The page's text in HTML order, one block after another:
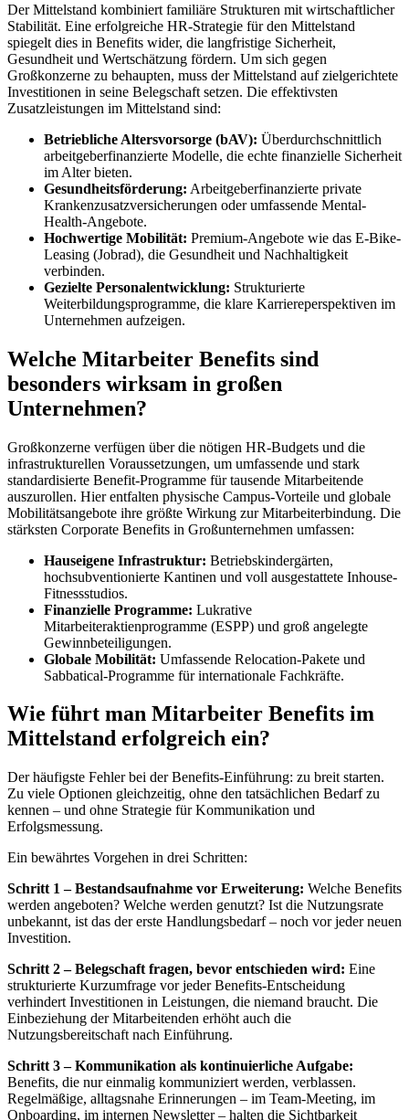
Der Mittelstand kombiniert familiäre Strukturen mit wirtschaftlicher
Stabilität. Eine erfolgreiche HR-Strategie für den Mittelstand
spiegelt dies in Benefits wider, die langfristige Sicherheit,
Gesundheit und Wertschätzung fördern. Um sich gegen
Großkonzerne zu behaupten, muss der Mittelstand auf zielgerichtete
Investitionen in seine Belegschaft setzen. Die effektivsten
Zusatzleistungen im Mittelstand sind:
Betriebliche Altersvorsorge (bAV): Überdurchschnittlich
arbeitgeberfinanzierte Modelle, die echte finanzielle Sicherheit
im Alter bieten.
Gesundheitsförderung: Arbeitgeberfinanzierte private
Krankenzusatzversicherungen oder umfassende Mental-
Health-Angebote.
Hochwertige Mobilität: Premium-Angebote wie das E-Bike-
Leasing (Jobrad), die Gesundheit und Nachhaltigkeit
verbinden.
Gezielte Personalentwicklung: Strukturierte
Weiterbildungsprogramme, die klare Karriereperspektiven im
Unternehmen aufzeigen.
Welche Mitarbeiter Benefits sind
besonders wirksam in großen
Unternehmen?
Großkonzerne verfügen über die nötigen HR-Budgets und die
infrastrukturellen Voraussetzungen, um umfassende und stark
standardisierte Benefit-Programme für tausende Mitarbeitende
auszurollen. Hier entfalten physische Campus-Vorteile und globale
Mobilitätsangebote ihre größte Wirkung zur Mitarbeiterbindung. Die
stärksten Corporate Benefits in Großunternehmen umfassen:
Hauseigene Infrastruktur: Betriebskindergärten,
hochsubventionierte Kantinen und voll ausgestattete Inhouse-
Fitnessstudios.
Finanzielle Programme: Lukrative
Mitarbeiteraktienprogramme (ESPP) und groß angelegte
Gewinnbeteiligungen.
Globale Mobilität: Umfassende Relocation-Pakete und
Sabbatical-Programme für internationale Fachkräfte.
Wie führt man Mitarbeiter Benefits im
Mittelstand erfolgreich ein?
Der häufigste Fehler bei der Benefits-Einführung: zu breit starten.
Zu viele Optionen gleichzeitig, ohne den tatsächlichen Bedarf zu
kennen – und ohne Strategie für Kommunikation und
Erfolgsmessung.
Ein bewährtes Vorgehen in drei Schritten:
Schritt 1 – Bestandsaufnahme vor Erweiterung: Welche Benefits
werden angeboten? Welche werden genutzt? Ist die Nutzungsrate
unbekannt, ist das der erste Handlungsbedarf – noch vor jeder neuen
Investition.
Schritt 2 – Belegschaft fragen, bevor entschieden wird: Eine
strukturierte Kurzumfrage vor jeder Benefits-Entscheidung
verhindert Investitionen in Leistungen, die niemand braucht. Die
Einbeziehung der Mitarbeitenden erhöht auch die
Nutzungsbereitschaft nach Einführung.
Schritt 3 – Kommunikation als kontinuierliche Aufgabe:
Benefits, die nur einmalig kommuniziert werden, verblassen.
Regelmäßige, alltagsnahe Erinnerungen – im Team-Meeting, im
Onboarding, im internen Newsletter – halten die Sichtbarkeit